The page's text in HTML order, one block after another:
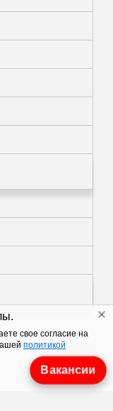
свое согласие на
политикой
Вакансии